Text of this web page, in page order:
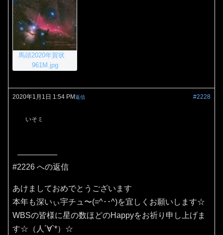
馬頭2020年賀状
961M.jpg
2020年1月1日 1:54 PM #2228
返信
いそミ
#2226 への返信
あけましておめでとうございます
本年も深いぃ宇チュ〜(=^･･^)を宜しくお願いします☆
WBSの皆様に星の数ほどのHappyをお祈り申し上げま
す☆（人´∀`*）☆